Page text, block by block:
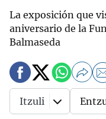
La exposición que
aniversario de la
Balmaseda
Itzuli